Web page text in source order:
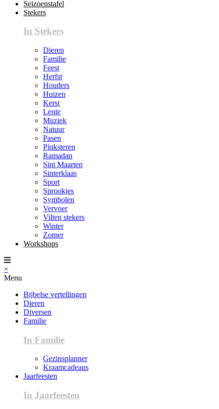
Seizoenstafel
Stekers
In Stekers
Dieren
Familie
Feest
Herfst
Houders
Huizen
Kerst
Lente
Muziek
Natuur
Pasen
Pinksteren
Ramadan
Sint Maarten
Sinterklaas
Sport
Sprookjes
Symbolen
Vervoer
Vilten stekers
Winter
Zomer
Workshops
×
Menu
Bijbelse vertellingen
Dieren
Diversen
Familie
In Familie
Gezinsplanner
Kraamcadeaus
Jaarfeesten
In Jaarfeesten